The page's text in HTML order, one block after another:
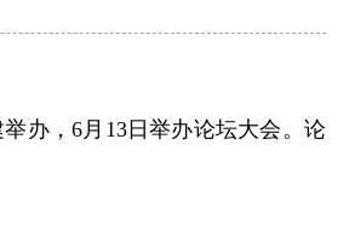
办，6月13日举办论坛大会。论